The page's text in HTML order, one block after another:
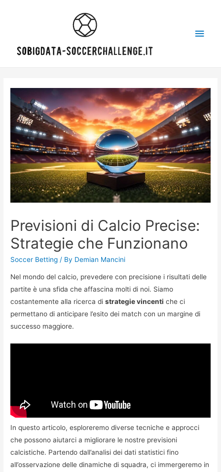
Main
Previsioni di Calcio Precise:
Strategie che Funzionano
Soccer Betting / By Demian Mancini
Nel mondo del calcio, prevedere con precisione i risultati delle
partite è una sfida che affascina molti di noi. Siamo
costantemente alla ricerca distrategie vincenti che ci
permettano di anticipare l’esito dei match con un margine di
successo maggiore.
In questo articolo, esploreremo diverse tecniche e approcci
che possono aiutarci a migliorare le nostre previsioni
calcistiche. Partendo dall’analisi dei dati statistici fino
all’osservazione delle dinamiche di squadra, ci immergeremo in